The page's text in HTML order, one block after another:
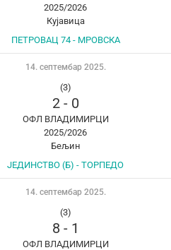
2025/2026
Кујавица
ПЕТРОВАЦ 74 - МРОВСКА
14. септембар 2025.
(3)
2- 0
ОФЛ ВЛАДИМИРЦИ
2025/2026
Бељин
ЈЕДИНСТВО (Б) - ТОРПЕДО
14. септембар 2025.
(3)
8 - 1
ОФЛ ВЛАДИМИРЦИ